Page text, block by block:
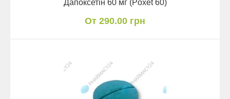
Дапоксетін 60 мг (Poxet 60)
От 290.00 грн